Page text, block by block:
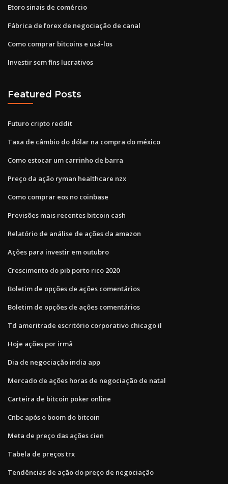
Etoro sinais de comércio
Fábrica de forex de negociação de canal
Como comprar bitcoins e usá-los
Investir sem fins lucrativos
Featured Posts
Futuro cripto reddit
Taxa de câmbio do dólar na compra do méxico
Como estocar um carrinho de barra
Preço da ação ryman healthcare nzx
Como comprar eos no coinbase
Previsões mais recentes bitcoin cash
Relatório de análise de ações da amazon
Ações para investir em outubro
Crescimento do pib porto rico 2020
Boletim de opções de ações comentários
Boletim de opções de ações comentários
Td ameritrade escritório corporativo chicago il
Hoje ações por irmã
Dia de negociação india app
Mercado de ações horas de negociação de natal
Carteira de bitcoin poker online
Cnbc após o boom do bitcoin
Meta de preço das ações cien
Tabela de preços trx
Tendências de ação do preço de negociação